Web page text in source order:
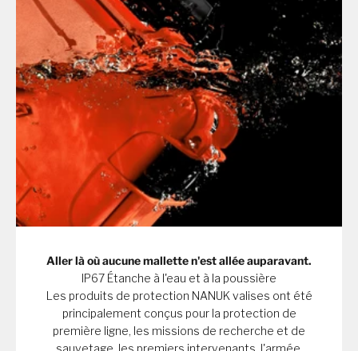
Aller là où aucune mallette n'est allée auparavant.
IP67 Étanche à l'eau et à la poussière
Les produits de protection NANUK valises ont été
principalement conçus pour la protection de
première ligne, les missions de recherche et de
sauvetage, les premiers intervenants, l'armée,